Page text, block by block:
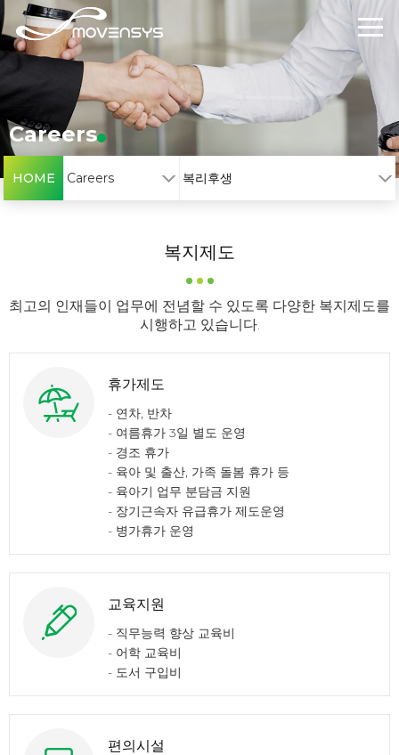
Careers
HOME Careers 복리후생
복지제도
최고의 인재들이 업무에 전념할 수 있도록 다양한 복지제도를
시행하고 있습니다.
휴가제도
- 연차, 반차​
- 여름휴가 3일 별도 운영​
- 경조 휴가​
- 육아 및 출산, 가족 돌봄 휴가 등
- 육아기 업무 분담금 지원
- 장기근속자 유급휴가 제도운영
- 병가휴가 운영
교육지원
- 직무능력 향상 교육비​
- 어학 교육비
- 도서 구입비​​
편의시설